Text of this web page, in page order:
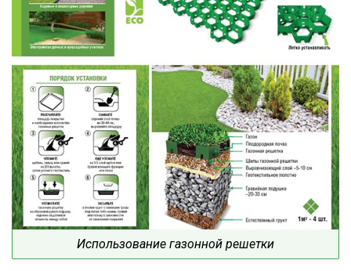
Использование газонной решетки